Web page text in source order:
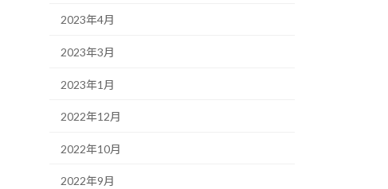
2023年4月
2023年3月
2023年1月
2022年12月
2022年10月
2022年9月